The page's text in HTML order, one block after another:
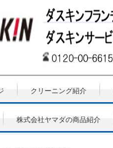
クリーニング紹介
株式会社ヤマダの商品紹介